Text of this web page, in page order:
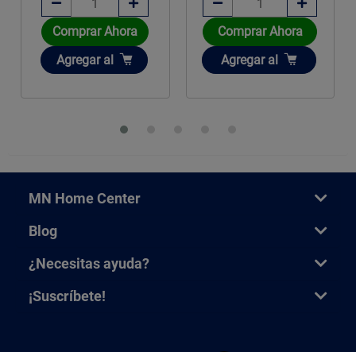
Comprar Ahora
Añadir
Agregar al
Comprar Ahora
Añadir
Agregar al
MN Home Center
Blog
¿Necesitas ayuda?
¡Suscríbete!